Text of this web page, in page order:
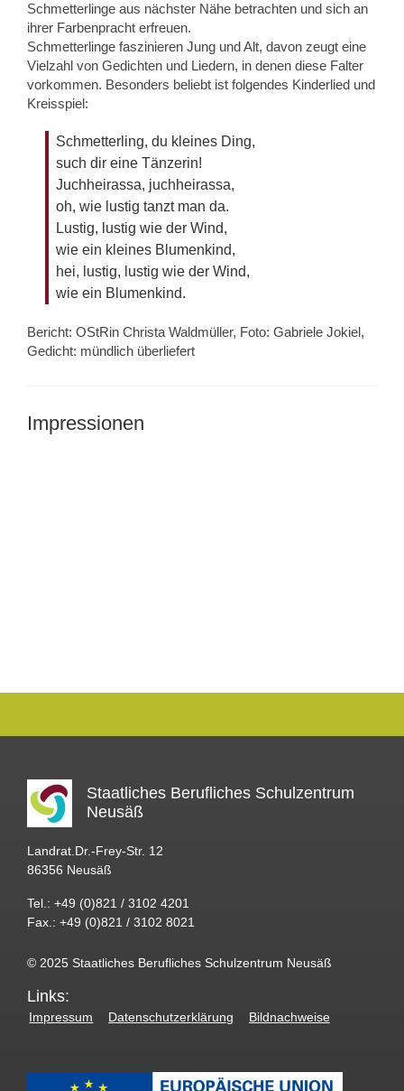
Schmetterlinge aus nächster Nähe betrachten und sich an
ihrer Farbenpracht erfreuen.
Schmetterlinge faszinieren Jung und Alt, davon zeugt eine
Vielzahl von Gedichten und Liedern, in denen diese Falter
vorkommen. Besonders beliebt ist folgendes Kinderlied und
Kreisspiel:
Schmetterling, du kleines Ding,
such dir eine Tänzerin!
Juchheirassa, juchheirassa,
oh, wie lustig tanzt man da.
Lustig, lustig wie der Wind,
wie ein kleines Blumenkind,
hei, lustig, lustig wie der Wind,
wie ein Blumenkind.
Bericht: OStRin Christa Waldmüller, Foto: Gabriele Jokiel,
Gedicht: mündlich überliefert
Impressionen
Staatliches Berufliches Schulzentrum
Neusäß
Landrat.Dr.-Frey-Str. 12
86356 Neusäß
Tel.: +49 (0)821 / 3102 4201
Fax.: +49 (0)821 / 3102 8021
© 2025 Staatliches Berufliches Schulzentrum Neusäß
Links:
Impressum Datenschutzerklärung Bildnachweise